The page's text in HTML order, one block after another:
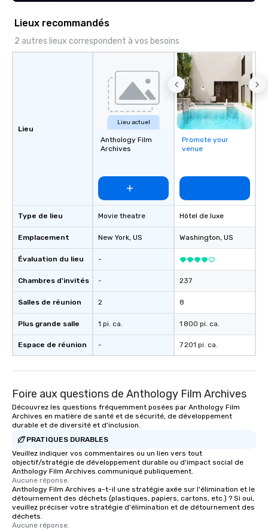
Lieux recommandés
2 autres lieux correspondent à vos besoins
Lieu
Type de lieu
Emplacement
Évaluation du lieu
Chambres d'invités
Salles de réunion
Plus grande salle
Espace de réunion
Lieu actuel
Anthology Film
Archives
Movie theatre
New York, US
-
-
2
1 pi. ca.
-
Promote your
venue
Hôtel de luxe
Washington, US
237
8
1 800 pi. ca.
7 201 pi. ca.
Foire aux questions de Anthology Film Archives
Découvrez les questions fréquemment posées par Anthology Film
Archives en matière de santé et de sécurité, de développement
durable et de diversité et d'inclusion.
PRATIQUES DURABLES
Veuillez indiquer vos commentaires ou un lien vers tout
objectif/stratégie de développement durable ou d'impact social de
Anthology Film Archives communiqué publiquement.
Aucune réponse.
Anthology Film Archives a-t-il une stratégie axée sur l'élimination et le
détournement des déchets (plastiques, papiers, cartons, etc.) ? Si oui,
veuillez préciser votre stratégie d'élimination et de détournement des
déchets.
Aucune réponse.